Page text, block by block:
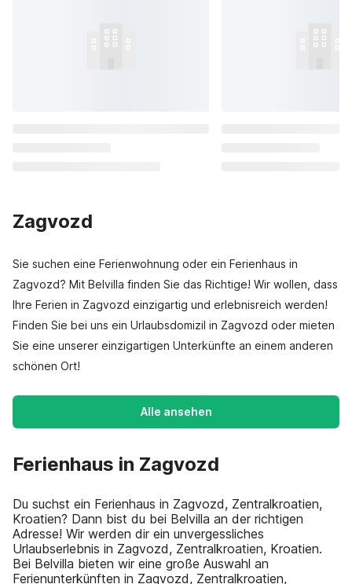
Zagvozd
Sie suchen eine Ferienwohnung oder ein Ferienhaus in
Zagvozd? Mit Belvilla finden Sie das Richtige! Wir wollen, dass
Ihre Ferien in Zagvozd einzigartig und erlebnisreich werden!
Finden Sie bei uns ein Urlaubsdomizil in Zagvozd oder mieten
Sie eine unserer einzigartigen Unterkünfte an einem anderen
schönen Ort!
Alle ansehen
Ferienhaus in Zagvozd
Du suchst ein Ferienhaus in Zagvozd, Zentralkroatien,
Kroatien? Dann bist du bei Belvilla an der richtigen
Adresse! Wir werden dir ein unvergessliches
Urlaubserlebnis in Zagvozd, Zentralkroatien, Kroatien.
Bei Belvilla bieten wir eine große Auswahl an
Ferienunterkünften in Zagvozd, Zentralkroatien,